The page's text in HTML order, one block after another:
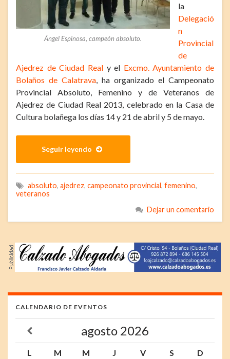
Ángel Espinosa, campeón absoluto.
la
Delegació
n
Provincial
de
Ajedrez de Ciudad Realy el Excmo. Ayuntamiento de
Bolaños de Calatrava, ha organizado el Campeonato
Provincial Absoluto, Femenino y de Veteranos de
Ajedrez de Ciudad Real 2013, celebrado en la Casa de
Cultura bolañega los días 14 y 21 de abril y 5 de mayo.
Seguir leyendo
absoluto, ajedrez, campeonato provincial, femenino,
veteranos
Dejar un comentario
CALENDARIO DE EVENTOS
agosto 2026
L M M J V S D